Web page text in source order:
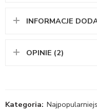
INFORMACJE
OPINIE (2)
Kategoria: